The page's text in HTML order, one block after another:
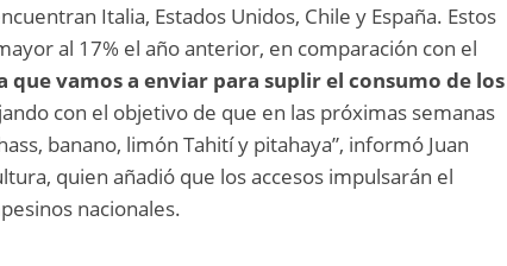
Italia, Estados Unidos, Chile y España. Estos
al 17% el año anterior, en comparación con el
que vamos a enviar para suplir el consumo de los
con el objetivo de que en las próximas semanas
banano, limón Tahití y pitahaya”, informó Juan
quien añadió que los accesos impulsarán el
nacionales.